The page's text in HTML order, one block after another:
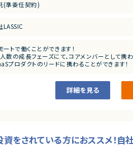
業について
、外部資本に依存せず、継続的な売上成長と黒字
るサービスは、機能性やユーザー体験の評価
クトの特長
・特許を活用した他社にはない機能群
別化による高い市場競争力
から成長企業まで、幅広い業種での導入実績（数
トとしての評価と実績がすでに確立されており
(準委任契約)
ートで働くことができます！
数の成長フェーズにて、コアメンバーとして携
プロダクトのリードに携わることができます！
詳細を見る
資をされている方におススメ！